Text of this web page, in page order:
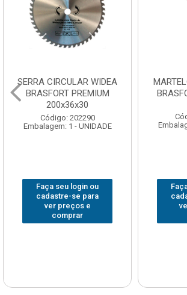
CIRCULAR WIDEA
BRASFORT PREMIUM
200x36x30
Código: 202290
Embalagem: 1 - UNIDADE
Faça seu login ou
cadastre-se para
ver preços e
comprar
MARTELO
Código:
Embalagem:
Faça seu
ver